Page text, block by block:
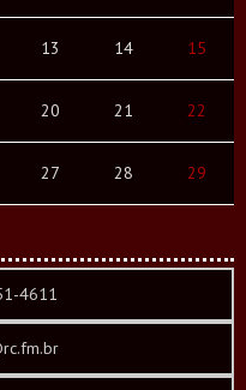
13 14 15
20 21 22
27 28 29
4611